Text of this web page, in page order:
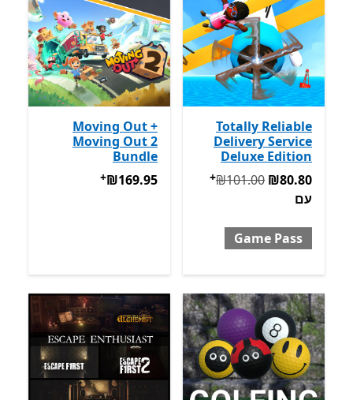
Totally Reliable
Delivery Service
Deluxe Edition
המקורי ‪₪101.00‬ עכשיו ‪₪80.80‬ עם Game Pass ‪₪101.00‬ ‪₪80.80‬
+
עם
Game Pass
Moving Out +
Moving Out 2
Bundle
‪₪169.95‬מבצעים על רכישת‪₪169.95‬
+